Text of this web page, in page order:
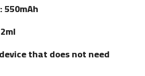
that does not need